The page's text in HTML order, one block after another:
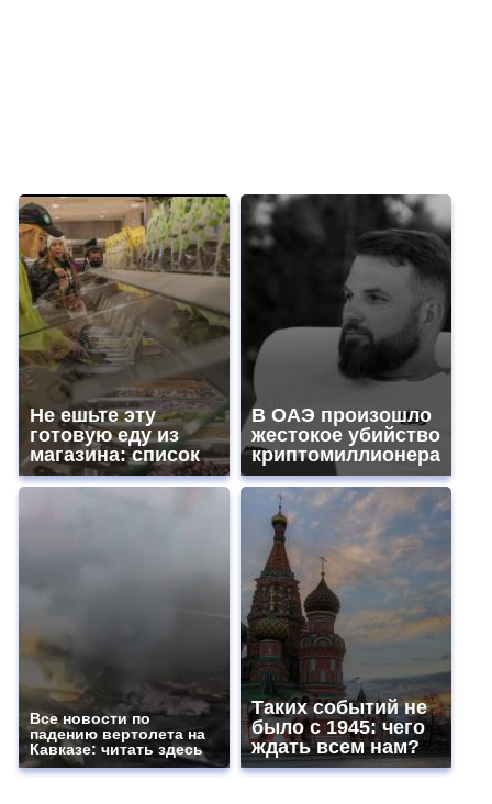
Не ешьте эту
готовую еду из
магазина: список
В ОАЭ произошло
жестокое убийство
криптомиллионера
Все новости по
падению вертолета на
Кавказе: читать здесь
Таких событий не
было с 1945: чего
ждать всем нам?